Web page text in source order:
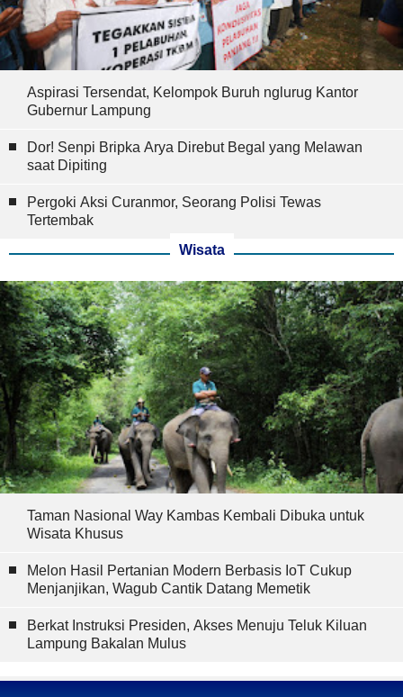
Aspirasi Tersendat, Kelompok Buruh nglurug Kantor
Gubernur Lampung
Dor! Senpi Bripka Arya Direbut Begal yang Melawan
saat Dipiting
Pergoki Aksi Curanmor, Seorang Polisi Tewas
Tertembak
Wisata
Taman Nasional Way Kambas Kembali Dibuka untuk
Wisata Khusus
Melon Hasil Pertanian Modern Berbasis IoT Cukup
Menjanjikan, Wagub Cantik Datang Memetik
Berkat Instruksi Presiden, Akses Menuju Teluk Kiluan
Lampung Bakalan Mulus